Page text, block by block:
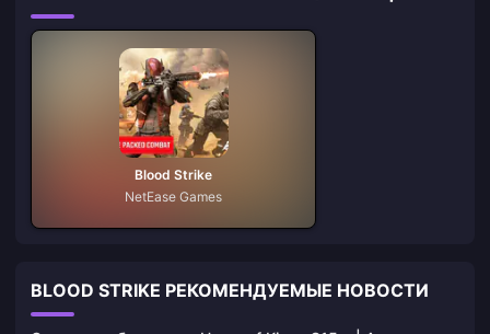
Blood Strike
NetEase Games
BLOOD STRIKE РЕКОМЕНДУЕМЫЕ НОВОСТИ